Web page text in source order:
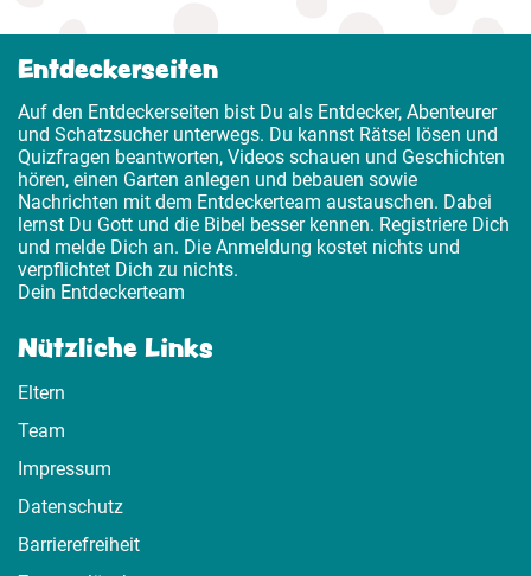
Entdeckerseiten
Auf den Entdeckerseiten bist Du als Entdecker, Abenteurer
und Schatzsucher unterwegs. Du kannst Rätsel lösen und
Quizfragen beantworten, Videos schauen und Geschichten
hören, einen Garten anlegen und bebauen sowie
Nachrichten mit dem Entdeckerteam austauschen. Dabei
lernst Du Gott und die Bibel besser kennen. Registriere Dich
und melde Dich an. Die Anmeldung kostet nichts und
verpflichtet Dich zu nichts.
Dein Entdeckerteam
Nützliche Links
Eltern
Team
Impressum
Datenschutz
Barrierefreiheit